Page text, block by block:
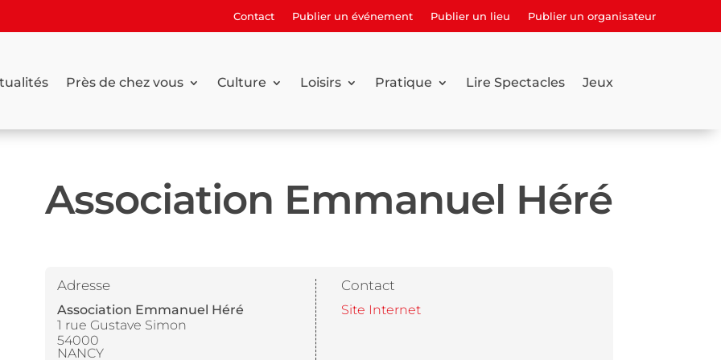
Contact Publier un événement Publier un lieu Publier un organisateur
Près de chez vous Culture Loisirs Pratique Lire Spectacles Jeux
Association Emmanuel Héré
Adresse
Association Emmanuel Héré
1 rue Gustave Simon
54000
NANCY
Contact
Site Internet